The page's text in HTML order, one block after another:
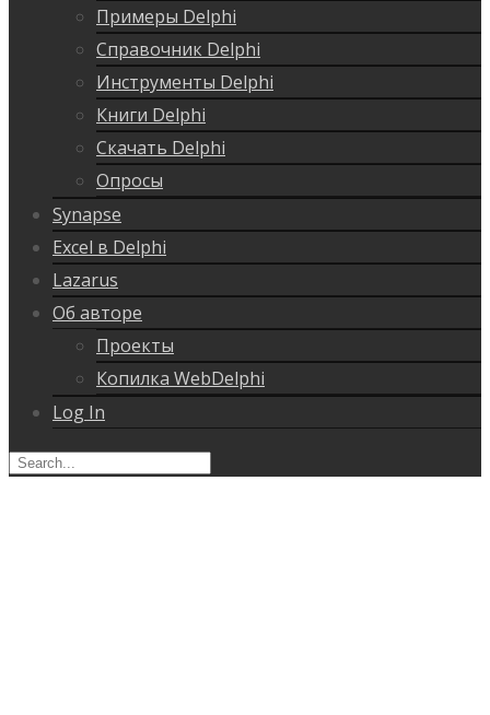
Примеры Delphi
Справочник Delphi
Инструменты Delphi
Книги Delphi
Скачать Delphi
Опросы
Synapse
Excel в Delphi
Lazarus
Об авторе
Проекты
Копилка WebDelphi
Log In